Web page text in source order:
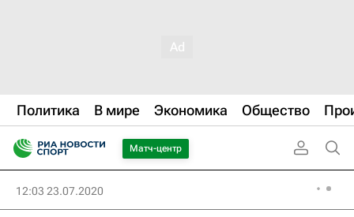
Политика В мире Экономика Общество
Матч-центр
12:03 23.07.2020